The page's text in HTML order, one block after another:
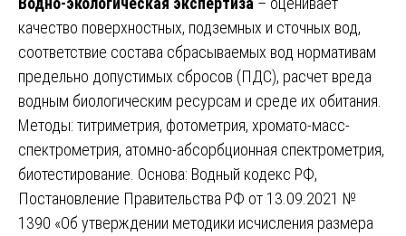
качество поверхностных, подземных и сточных вод,
соответствие состава сбрасываемых вод нормативам
предельно допустимых сбросов (ПДС), расчет вреда
водным биологическим ресурсам и среде их обитания.
Методы: титриметрия, фотометрия, хромато-масс-
спектрометрия, атомно-абсорбционная спектрометрия,
биотестирование. Основа: Водный кодекс РФ,
Постановление Правительства РФ от 13.09.2021 №
1390 «Об утверждении методики исчисления размера